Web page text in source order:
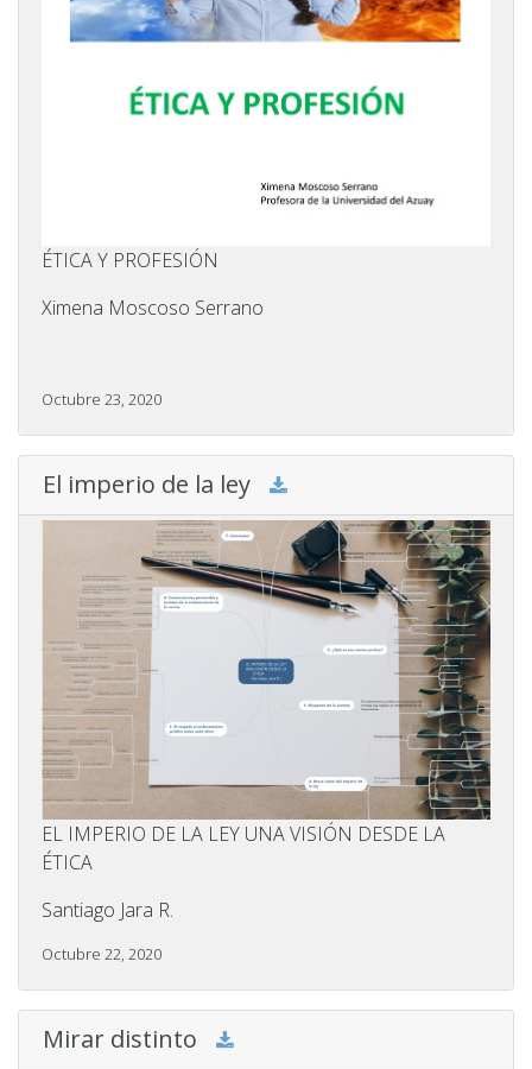
ÉTICA Y PROFESIÓN
Ximena Moscoso Serrano
Octubre 23, 2020
El imperio de la ley
EL IMPERIO DE LA LEY UNA VISIÓN DESDE LA
ÉTICA
Santiago Jara R.
Octubre 22, 2020
Mirar distinto